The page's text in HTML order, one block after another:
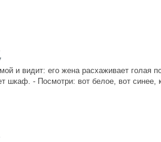
и видит: его жена расхаживает голая
шкаф. - Посмотри: вот белое, вот